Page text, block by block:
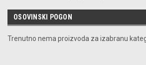
OSOVINSKI POGON
Trenutno nema proizvoda za izabranu